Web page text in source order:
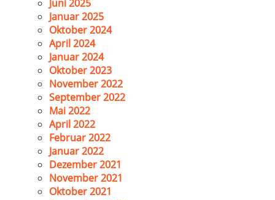
Juni 2025
Januar 2025
Oktober 2024
April 2024
Januar 2024
Oktober 2023
November 2022
September 2022
Mai 2022
April 2022
Februar 2022
Januar 2022
Dezember 2021
November 2021
Oktober 2021